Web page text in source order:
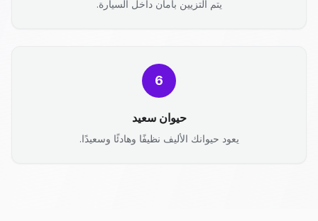
يتم التزيين بأمان داخل السيارة.
6
حيوان سعيد
يعود حيوانك الأليف نظيفًا وهادئًا وسعيدًا.